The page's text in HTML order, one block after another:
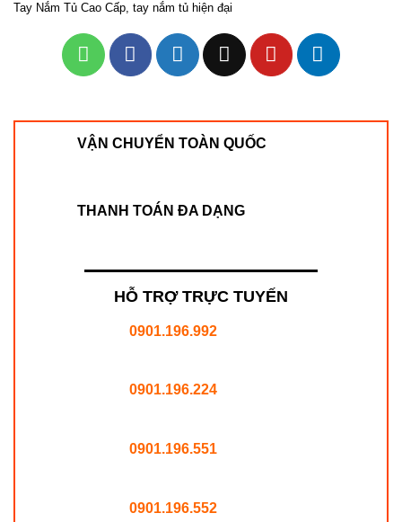
Tay Nắm Tủ Cao Cấp, tay nắm tủ hiện đại
VẬN CHUYỂN TOÀN QUỐC
THANH TOÁN ĐA DẠNG
HỖ TRỢ TRỰC TUYẾN
0901.196.992
0901.196.224
0901.196.551
0901.196.552